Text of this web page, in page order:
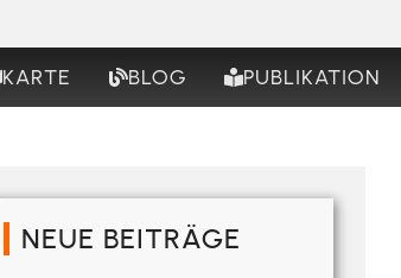
KARTE BLOG PUBLIKATION
NEUE BEITRÄGE